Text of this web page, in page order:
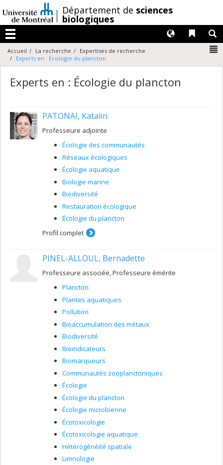
au
contenu
/Département de sciences
biologiques
Menu
Liens
Langues
Accueil La recherche
Expertises de recherche
Experts en : Écologie du plancton
Experts en : Écologie du plancton
PATONAI, Katalin
Professeure adjointe
Écologie des communautés
Réseaux écologiques
Écologie aquatique
Biologie marine
Biodiversité
Restauration écologique
Écologie du plancton
Profil complet
PINEL-ALLOUL, Bernadette
Professeure associée, Professeure émérite
Plancton
Plantes aquatiques
Pollution
Bioaccumulation des métaux
Biodiversité
Bioindicateurs
Biomarqueurs
Communautés zooplanctoniques
Écologie
Écologie du plancton
Écologie microbienne
Écotoxicologie
Écotoxicologie aquatique
Hétérogénéité spatiale
Limnologie